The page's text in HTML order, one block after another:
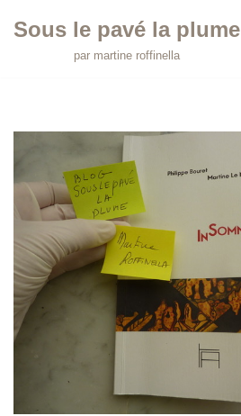
Sous le pavé la plume
par martine roffinella